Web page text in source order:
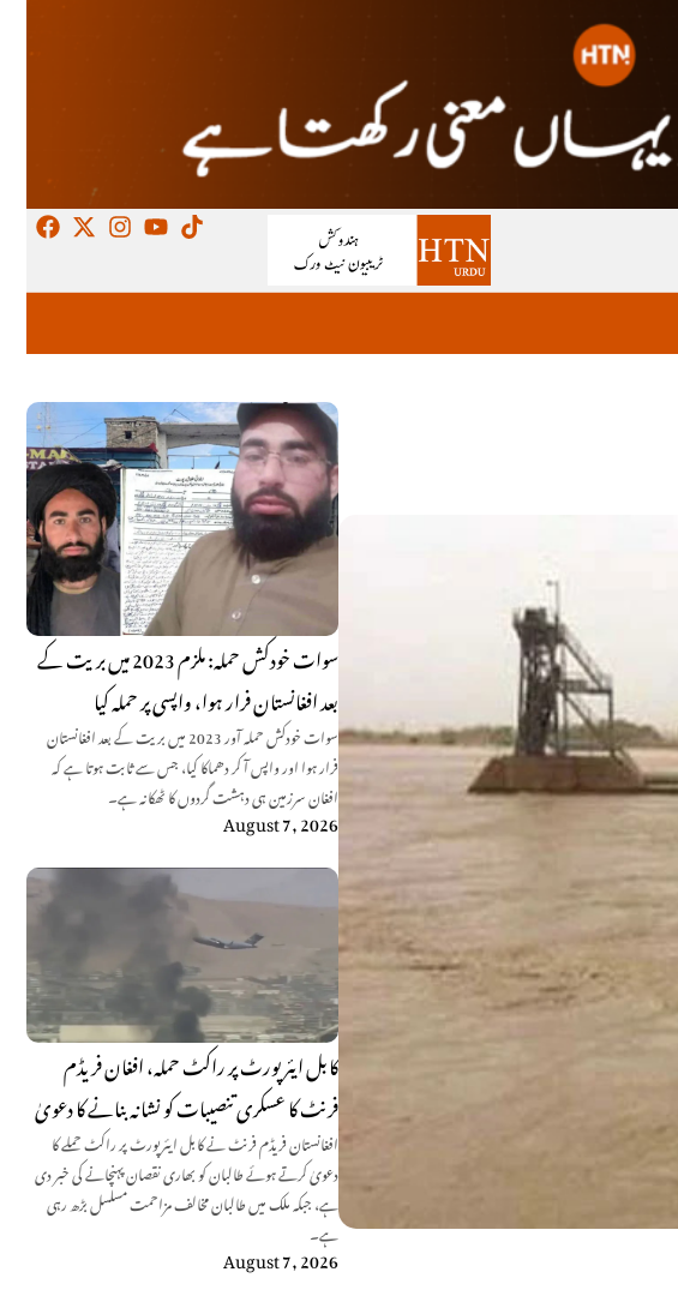
سوات خودکش حملہ: ملزم 2023 میں بریت کے
بعد افغانستان فرار ہوا، واپسی پر حملہ کیا
سوات خودکش حملہ آور 2023 میں بریت کے بعد افغانستان
فرار ہوا اور واپس آ کر دھماکا کیا، جس سے ثابت ہوتا ہے کہ
افغان سرزمین ہی دہشت گردوں کا ٹھکانہ ہے۔
August 7, 2026
کابل ایئرپورٹ پر راکٹ حملہ، افغان فریڈم
فرنٹ کا عسکری تنصیبات کو نشانہ بنانے کا دعویٰ
افغانستان فریڈم فرنٹ نے کابل ایئرپورٹ پر راکٹ حملے کا
دعویٰ کرتے ہوئے طالبان کو بھاری نقصان پہنچانے کی خبر دی
ہے، جبکہ ملک میں طالبان مخالف مزاحمت مسلسل بڑھ رہی
ہے۔
August 7, 2026